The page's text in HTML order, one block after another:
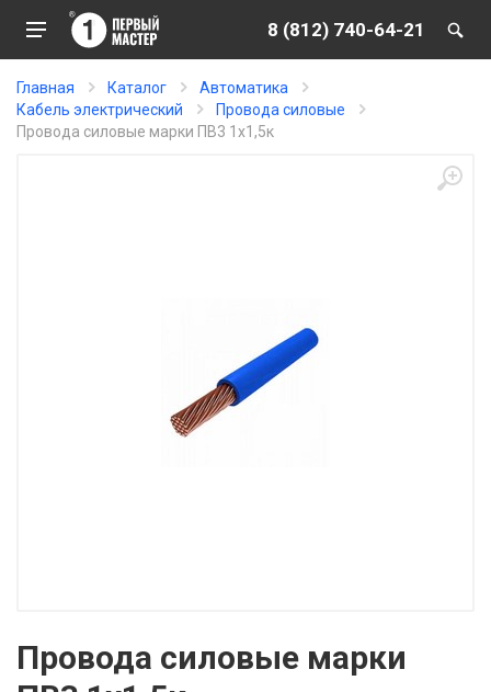
8 (812) 740-64-21
Главная Каталог
Автоматика
Кабель электрический
Провода силовые
Провода силовые марки ПВ3 1х1,5к
Провода силовые марки